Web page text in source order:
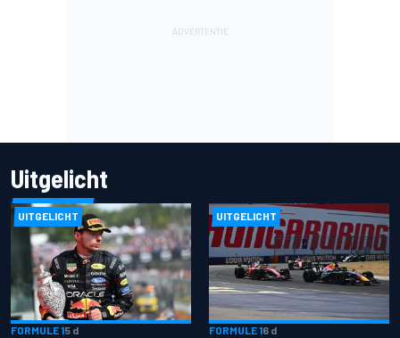
Uitgelicht
UITGELICHT
FORMULE 15 d
UITGELICHT
FORMULE 16 d